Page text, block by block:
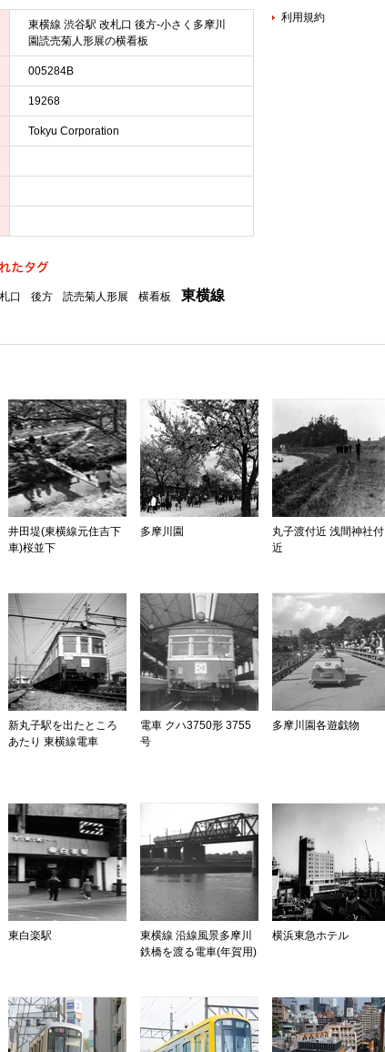
東横線 渋谷駅 改札口 後方-小さく多摩川
園読売菊人形展の横看板
005284B
19268
Tokyu Corporation
利用規約
口 後方 読売菊人形展 横看板 東横線
井田堤(東横線元住吉下
車)桜並下
多摩川園
丸子渡付近 浅間神社付
近
新丸子駅を出たところ
あたり 東横線電車
電車 クハ3750形 3755
号
多摩川園各遊戯物
東白楽駅
東横線 沿線風景多摩川
鉄橋を渡る電車(年賀用)
横浜東急ホテル